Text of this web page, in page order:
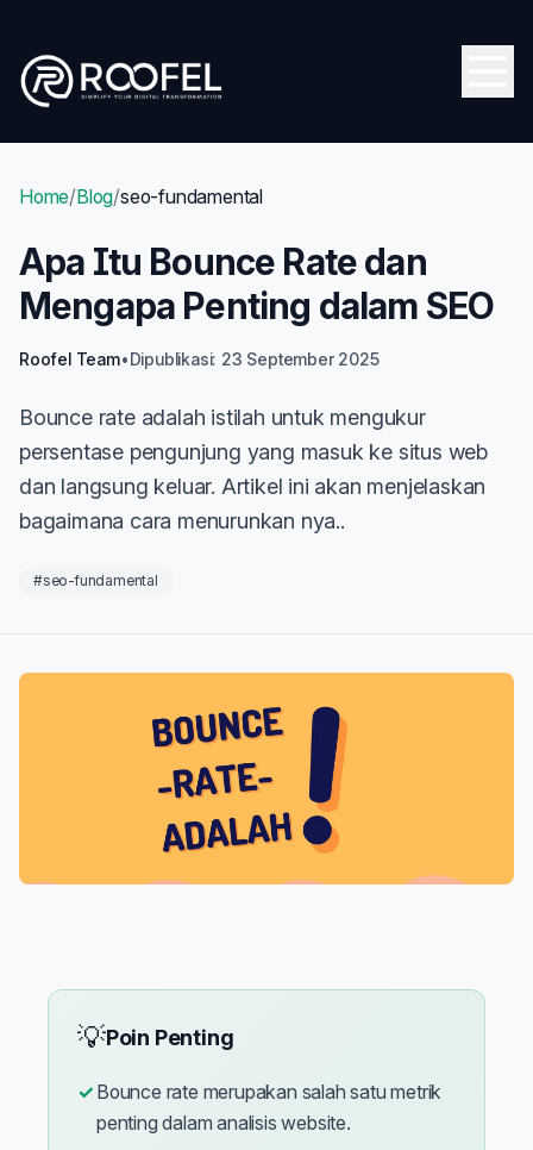
Home/Blog/seo-fundamental
Apa Itu Bounce Rate dan
Mengapa Penting dalam SEO
Roofel Team•Dipublikasi: 23 September 2025
Bounce rate adalah istilah untuk mengukur
persentase pengunjung yang masuk ke situs web
dan langsung keluar. Artikel ini akan menjelaskan
bagaimana cara menurunkan nya..
#seo-fundamental
💡Poin Penting
Bounce rate merupakan salah satu metrik
penting dalam analisis website.